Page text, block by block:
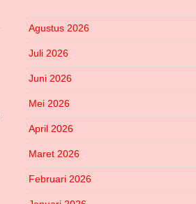
Agustus 2026
Juli 2026
Juni 2026
Mei 2026
April 2026
Maret 2026
Februari 2026